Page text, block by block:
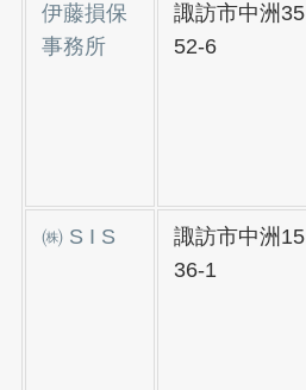
伊藤損保
事務所
諏訪市中洲35
52-6
㈱ S I S
諏訪市中洲15
36-1